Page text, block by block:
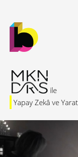
Yapay Zekâ ve